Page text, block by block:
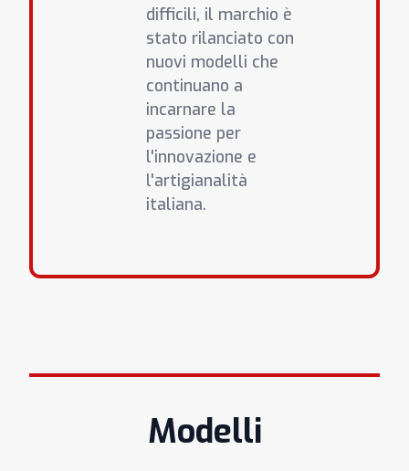
difficili, il marchio è
stato rilanciato con
nuovi modelli che
continuano a
incarnare la
passione per
l'innovazione e
l'artigianalità
italiana.
Modelli